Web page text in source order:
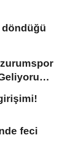
feci